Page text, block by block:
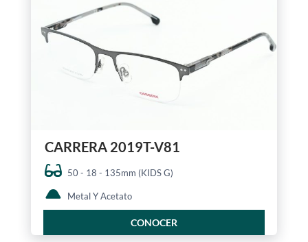
CARRERA 2019T-V81
50 - 18 - 135mm (KIDS G)
Metal Y Acetato
CONOCER